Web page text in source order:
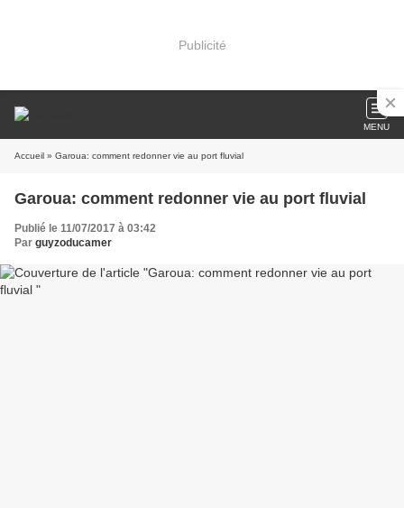
Publicité
MENU
Accueil » Garoua: comment redonner vie au port fluvial
Garoua: comment redonner vie au port fluvial
Publié le 11/07/2017 à 03:42
Par guyzoducamer